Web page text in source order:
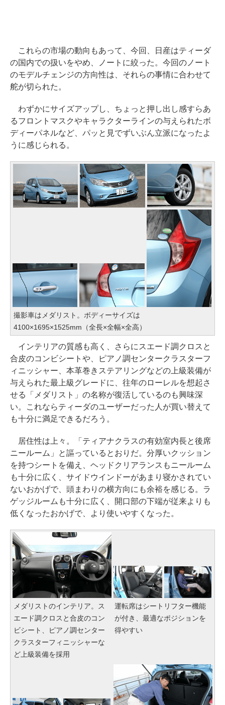
これらの市場の動向もあって、今回、日産はティーダ
の国内での扱いをやめ、ノートに絞った。今回のノート
のモデルチェンジの方向性は、それらの事情に合わせて
舵が切られた。
わずかにサイズアップし、ちょっと押し出し感すらあ
るフロントマスクやキャラクターラインの与えられたボ
ディーパネルなど、パッと見でずいぶん立派になったよ
うに感じられる。
撮影車はメダリスト。ボディーサイズは
4100×1695×1525mm（全長×全幅×全高）
インテリアの質感も高く、さらにスエード調クロスと
合皮のコンビシートや、ピアノ調センタークラスターフ
ィニッシャー、本革巻きステアリングなどの上級装備が
与えられた最上級グレードに、往年のローレルを想起さ
せる「メダリスト」の名称が復活しているのも興味深
い。これならティーダのユーザーだった人が買い替えて
も十分に満足できるだろう。
居住性は上々。「ティアナクラスの有効室内長と後席
ニールーム」と謳っているとおりだ。分厚いクッション
を持つシートを備え、ヘッドクリアランスもニールーム
も十分に広く、サイドウインドーがあまり寝かされてい
ないおかげで、頭まわりの横方向にも余裕を感じる。ラ
ゲッジルームも十分に広く、開口部の下端が従来よりも
低くなったおかげで、より使いやすくなった。
メダリストのインテリア。ス
エード調クロスと合皮のコン
ビシート、ピアノ調センター
クラスターフィニッシャーな
ど上級装備を採用
運転席はシートリフター機能
が付き、最適なポジションを
得やすい